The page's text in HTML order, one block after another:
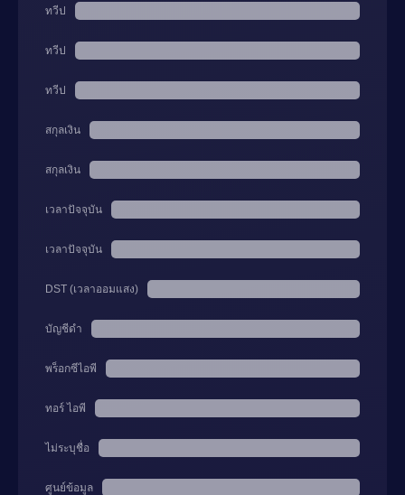
ทวีป
ทวีป
ทวีป
สกุลเงิน
สกุลเงิน
เวลาปัจจุบัน
เวลาปัจจุบัน
DST (เวลาออมแสง)
บัญชีดำ
พร็อกซีไอพี
ทอร์ ไอพี
ไม่ระบุชื่อ
ศูนย์ข้อมูล